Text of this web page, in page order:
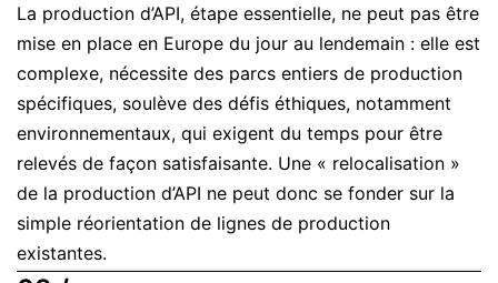
La production d’API, étape essentielle, ne peut pas être
mise en place en Europe du jour au lendemain : elle est
complexe, nécessite des parcs entiers de production
spécifiques, soulève des défis éthiques, notamment
environnementaux, qui exigent du temps pour être
relevés de façon satisfaisante. Une « relocalisation »
de la production d’API ne peut donc se fonder sur la
simple réorientation de lignes de production
existantes.